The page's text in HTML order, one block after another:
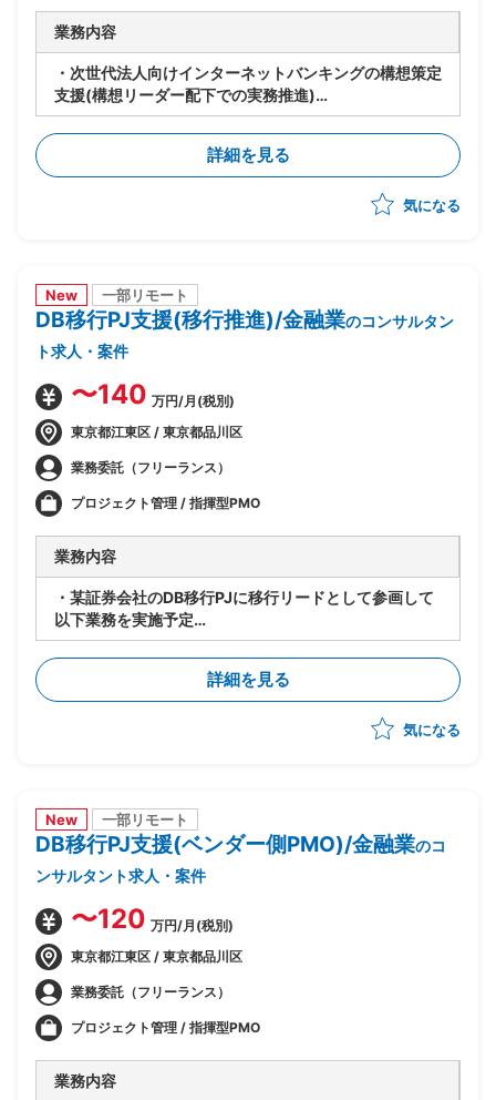
業務内容
・次世代法人向けインターネットバンキングの構想策定
支援(構想リーダー配下での実務推進)
・外部環境(全銀仕様/競合他社/AI等技術動向)を踏まえ
たあるべき業務姿の検討
・上記を実現するTo-Beアーキテクチャの立案
・銀行企画部門に入り込み/調査/論点整理/構想書作成
詳細を見る
気になる
New 一部リモート
DB移行PJ支援(移行推進)/金融業のコンサルタン
ト求人・案件
〜140 万円/月(税別)
東京都江東区 / 東京都品川区
業務委託（フリーランス）
プロジェクト管理 / 指揮型PMO
業務内容
・某証券会社のDB移行PJに移行リードとして参画して
以下業務を実施予定
-移行計画の作成
-移行方式検討/本番移行対策の立案
-移行ツール作成に関する計画策定/推進
-移行リハーサル～移行本番～移行後支援までの全体推
詳細を見る
気になる
New 一部リモート
DB移行PJ支援(ベンダー側PMO)/金融業のコ
ンサルタント求人・案件
〜120 万円/月(税別)
東京都江東区 / 東京都品川区
業務委託（フリーランス）
プロジェクト管理 / 指揮型PMO
業務内容